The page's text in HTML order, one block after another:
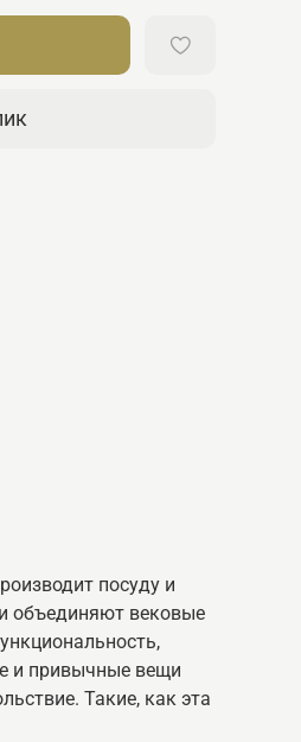
посуду и
объединяют вековые
и привычные вещи
Такие, как эта